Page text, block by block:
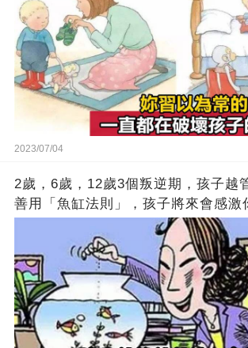
2023/07/04
2歲，6歲，12歲3個叛逆期，孩子越
善用「魚缸法則」，孩子將來會感激